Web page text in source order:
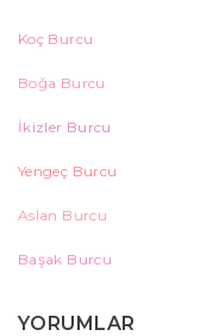
Koç Burcu
Boğa Burcu
İkizler Burcu
Yengeç Burcu
Aslan Burcu
Başak Burcu
YORUMLAR